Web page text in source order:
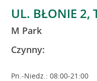
UL. BŁONIE 2,
M Park
Czynny:
Pn.-Niedz.: 08:00-21:00